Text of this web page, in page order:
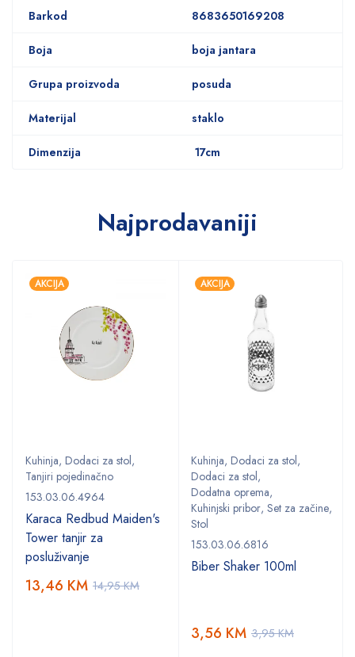
Barkod 8683650169208
Boja boja jantara
Grupa proizvoda posuda
Materijal staklo
Dimenzija 17cm
Najprodavaniji
AKCIJA
Kuhinja, Dodaci za stol,
Tanjiri pojedinačno
153.03.06.4964
Karaca Redbud Maiden's
Tower tanjir za
posluživanje
14,95KM
13,46 KM
AKCIJA
Kuhinja, Dodaci za stol,
Dodaci za stol,
Dodatna oprema,
Kuhinjski pribor, Set za začine,
Stol
153.03.06.6816
Biber Shaker 100ml
3,95KM
3,56 KM